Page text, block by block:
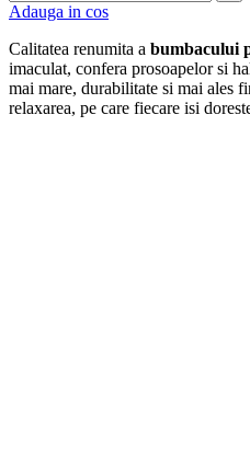
Adauga in cos
Calitatea renumita a bumbacului
imaculat, confera prosoapelor si
mai mare, durabilitate si mai ales
relaxarea, pe care fiecare isi